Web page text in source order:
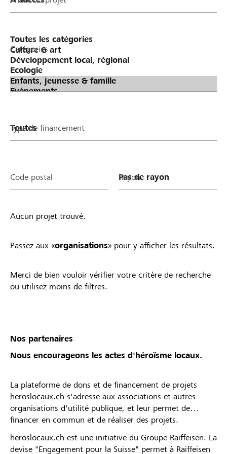
400 ergibt.
Catégories
Type de financement
Code postal Rayon
Aucun projet trouvé.
Passez aux «organisations» pour y afficher les résultats.
Merci de bien vouloir vérifier votre critère de recherche
ou utilisez moins de filtres.
Nos partenaires
Nous encourageons les actes d'héroïsme locaux.
La plateforme de dons et de financement de projets
heroslocaux.ch s'adresse aux associations et autres
organisations d'utilité publique, et leur permet de
financer en commun et de réaliser des projets.
heroslocaux.ch est une initiative du Groupe Raiffeisen. La
devise "Engagement pour la Suisse" permet à Raiffeisen